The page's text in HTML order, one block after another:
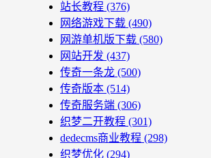
站长教程 (376)
网络游戏下载 (490)
网游单机版下载 (580)
网站开发 (437)
传奇一条龙 (500)
传奇版本 (514)
传奇服务端 (306)
织梦二开教程 (301)
dedecms商业教程 (298)
织梦优化 (294)